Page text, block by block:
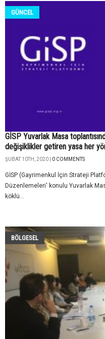
GÜNCEL
GİSP Yuvarlak Masa
değişiklikler getiren yasa her
ŞUBAT 10TH, 2020 | 0 COMMENTS
GİSP (Gayrimenkul İçin Strateji
Düzenlemeleri' konulu Yuvarlak
köklü...
BÖLGESEL